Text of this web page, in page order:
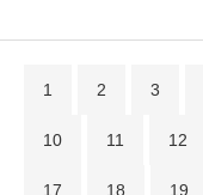
1 2 3
10 11 12
17 18 19